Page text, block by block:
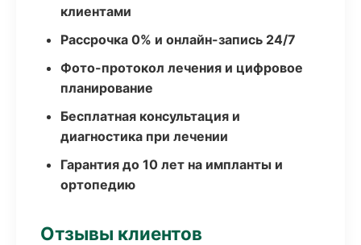
клиентами
Рассрочка 0% и онлайн-запись 24/7
Фото-протокол лечения и цифровое
планирование
Бесплатная консультация и
диагностика при лечении
Гарантия до 10 лет на импланты и
ортопедию
Отзывы клиентов